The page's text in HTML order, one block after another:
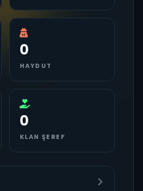
0
HAYDUT
0
KLAN ŞEREF